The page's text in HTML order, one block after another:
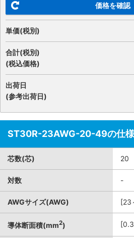
価格を確認
単価(税別)
合計(税別)
(税込価格)
出荷日
(参考出荷日)
ST30R-23AWG-20-49の仕様
芯数(芯) 20
対数 -
AWGサイズ(AWG) [23
導体断面積(mm2)